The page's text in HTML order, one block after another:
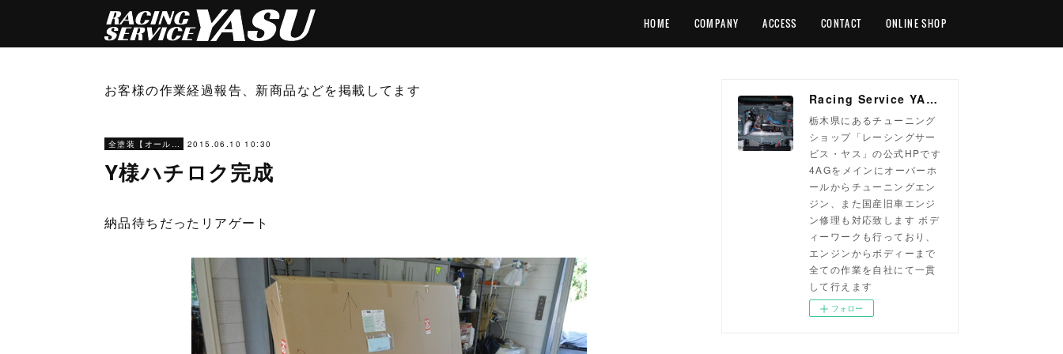
HOME COMPANY ACCESS CONTACT ONLINE SHOP
お客様の作業経過報告、新商品などを掲載してます
全塗装【オールペン】 2015.06.10 10:30
Y様ハチロク完成
納品待ちだったリアゲート
Racing Service YASU ~total tuning proshop~
栃木県にあるチューニング
ショップ「レーシングサー
ビス・ヤス」の公式HPです
4AGをメインにオーバーホ
ールからチューニングエン
ジン、また国産旧車エンジ
ン修理も対応致します ボデ
ィーワークも行っており、
エンジンからボディーまで
全ての作業を自社にて一貫
して行えます
フォロー